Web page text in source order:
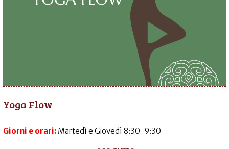
Yoga Flow
Giorni e orari: Martedì e Giovedì 8:30-9:30